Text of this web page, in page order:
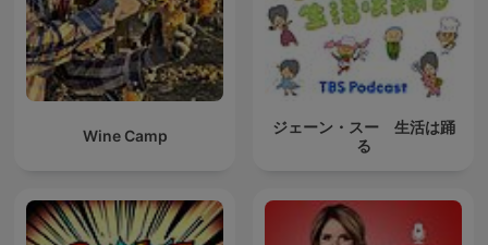
Wine Camp
ジェーン・スー 生活は踊
る